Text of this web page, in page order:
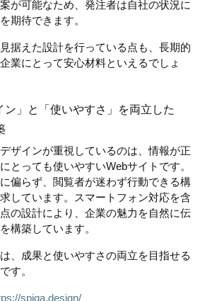
が可能なため、発注者は自社の状況に
期待できます。
据えた設計を行っている点も、長期的
業にとって安心材料といえるでしょ
ン」と「使いやすさ」を両立した
ザインが重視しているのは、情報が正
とっても使いやすいWebサイトです。
偏らず、閲覧者が迷わず行動できる構
しています。スマートフォン対応を含
の設計により、企業の魅力を自然に伝
構築しています。
、成果と使いやすさの両立を目指せる
す。
spiqa.design/